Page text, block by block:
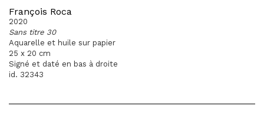
François Roca
2020
Sans titre 30
Aquarelle et huile sur papier
25 x 20 cm
Signé et daté en bas à droite
id. 32343